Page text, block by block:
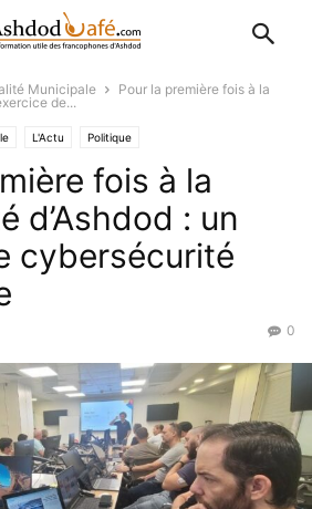
Municipale
Pour la première fois à la
de...
L'Actu Politique
fois à la
d’Ashdod : un
cybersécurité
0